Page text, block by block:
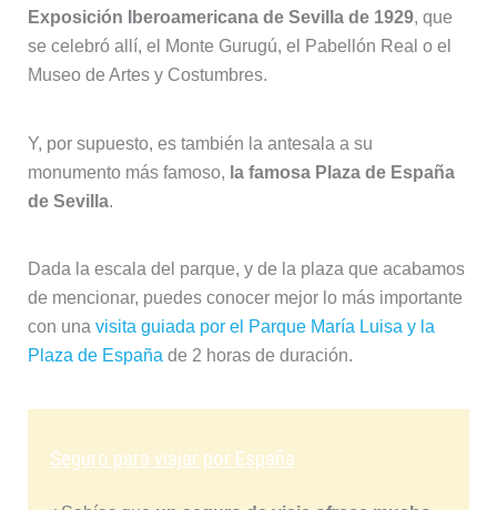
Exposición Iberoamericana de Sevilla de 1929, que
se celebró allí, el Monte Gurugú, el Pabellón Real o el
Museo de Artes y Costumbres.
Y, por supuesto, es también la antesala a su
monumento más famoso, la famosa Plaza de España
de Sevilla.
Dada la escala del parque, y de la plaza que acabamos
de mencionar, puedes conocer mejor lo más importante
con una visita guiada por el Parque María Luisa y la
Plaza de España de 2 horas de duración.
Seguro para viajar por España